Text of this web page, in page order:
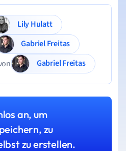
Lily Hulatt
Gabriel Freitas
Gabriel Freitas
an, um
zu
zu erstellen.